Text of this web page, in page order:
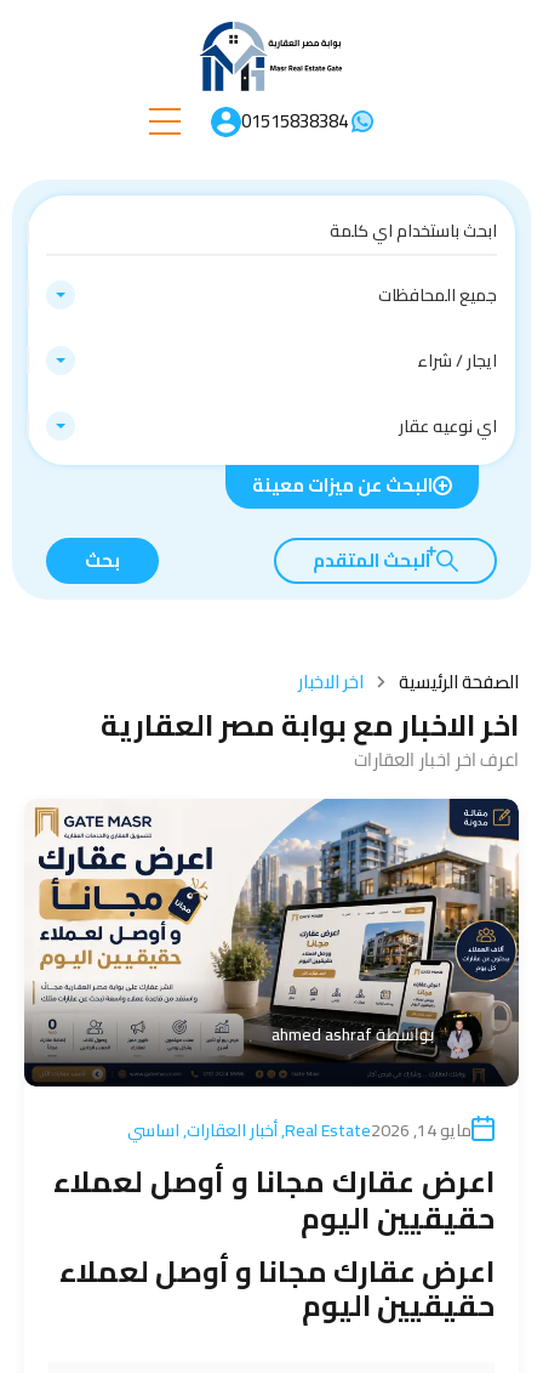
01515838384
جميع المحافظات
ايجار / شراء
اي نوعيه عقار
البحث عن ميزات معينة
البحث المتقدم بحث
الصفحة الرئيسية اخر الاخبار
اخر الاخبار مع بوابة مصر العقارية
اعرف اخر اخبار العقارات
بواسطةahmed ashraf
مايو 14, 2026 Real Estate
,أخبار العقارات,اساسي
اعرض عقارك مجانا و أوصل لعملاء
حقيقيين اليوم
اعرض عقارك مجانا و أوصل لعملاء
حقيقيين اليوم